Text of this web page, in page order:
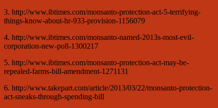
3. http://www.ibtimes.com/monsanto-protection-act-5-terrifying-
things-know-about-hr-933-provision-1156079
4. http://www.ibtimes.com/monsanto-named-2013s-most-evil-
corporation-new-poll-1300217
5. http://www.ibtimes.com/monsanto-protection-act-may-be-
repealed-farms-bill-amendment-1271131
6. http://www.takepart.com/article/2013/03/22/monsanto-protection-
act-sneaks-through-spending-bill